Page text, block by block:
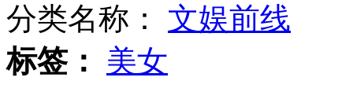
撞狗开车离开 被定肇事逃逸
分类名称： 文娱前线
标签：
美女